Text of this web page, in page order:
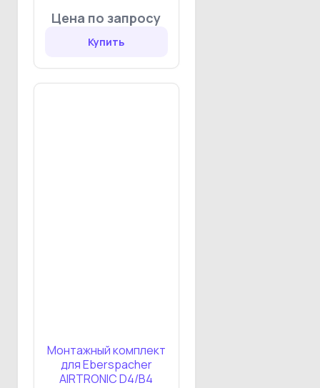
Цена по запросу
Купить
Монтажный комплект
для Eberspacher
AIRTRONIC D4/B4